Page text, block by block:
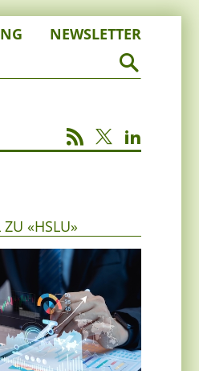
NEWSLETTER
ZU «HSLU»